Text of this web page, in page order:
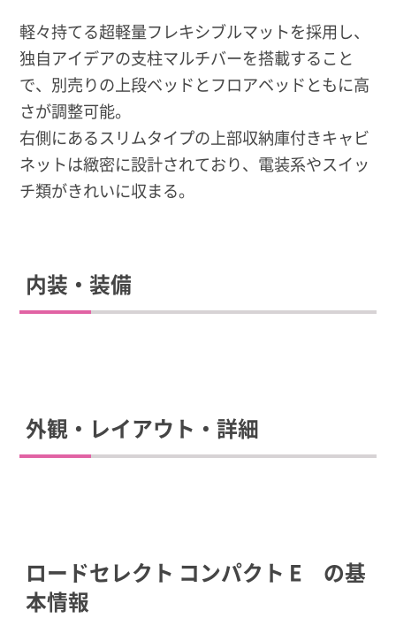
軽々持てる超軽量フレキシブルマットを採用し、
独自アイデアの支柱マルチバーを搭載すること
で、別売りの上段ベッドとフロアベッドともに高
さが調整可能。
右側にあるスリムタイプの上部収納庫付きキャビ
ネットは緻密に設計されており、電装系やスイッ
チ類がきれいに収まる。
内装・装備
外観・レイアウト・詳細
ロードセレクト コンパクト E の基
本情報